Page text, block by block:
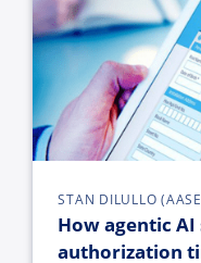
STAN DILULLO
How agentic
authorization